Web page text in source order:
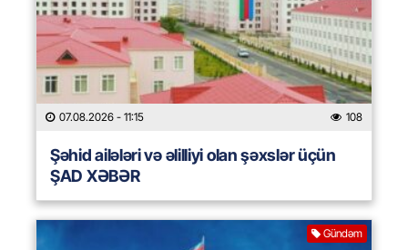
07.08.2026 - 11:15 108
Şəhid ailələri və əlilliyi olan şəxslər üçün
ŞAD XƏBƏR
Gündəm